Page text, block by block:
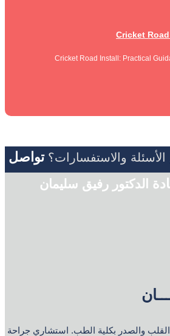
Cricket
Cricket Road Install: Practical
والاستفسارات؟ تواصل
الدكتور رفيق سليمان
والصدر بكلية الطب. استشاري جراحة